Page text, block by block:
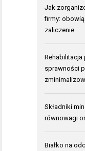
Jak
firmy:
zaliczenie
sprawności
Składniki
równowagi
Białko na